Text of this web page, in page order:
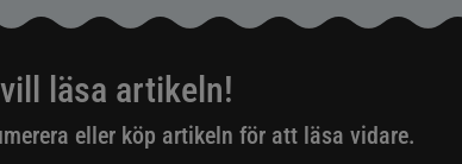
läsa artikeln!
eller köp artikeln för att läsa vidare.